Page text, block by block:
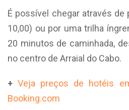
É possível chegar através de
10,00) ou por uma trilha
20 minutos de caminhada,
no centro de Arraial do Cabo.
+ Veja preços de hotéis
Booking.com